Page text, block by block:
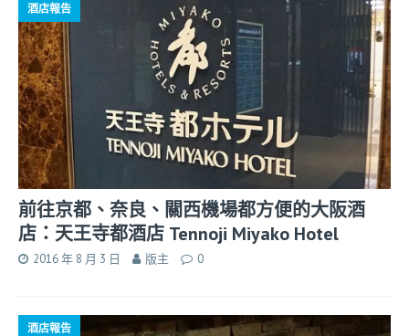
酒店報告
前往京都、奈良、關西機場都方便的大阪酒
店：天王寺都酒店 Tennoji Miyako Hotel
2016 年 8 月 3 日 版主 0
酒店報告